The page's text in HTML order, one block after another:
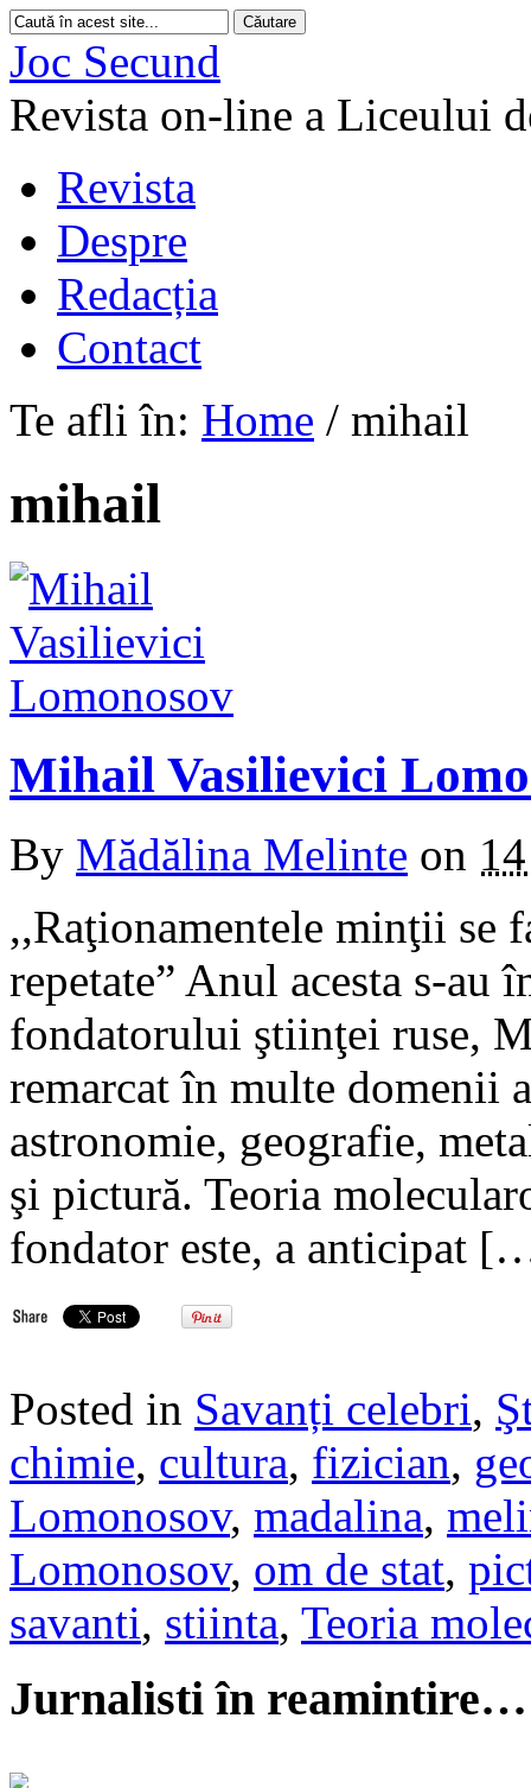
Joc Secund
Revista on-line a Liceului
Revista
Despre
Redacția
Contact
Te afli în: Home / mihail
mihail
Mihail Vasilievici
By Mădălina Melinte on
,,Raţionamentele minţii se
repetate” Anul acesta s-au
fondatorului ştiinţei ruse,
remarcat în multe domenii
astronomie, geografie,
şi pictură. Teoria
fondator este, a anticipat
Posted in Savanți celebri,
chimie, cultura, fizician,
Lomonosov, madalina,
Lomonosov, om de stat,
savanti, stiinta, Teoria
Jurnalisti în reamintire…